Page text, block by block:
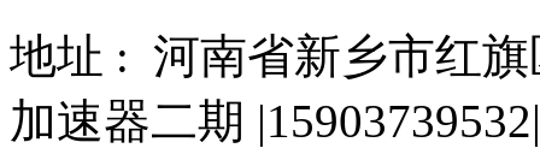
地址 : 河南省新乡市红
加速器二期 |15903739532|